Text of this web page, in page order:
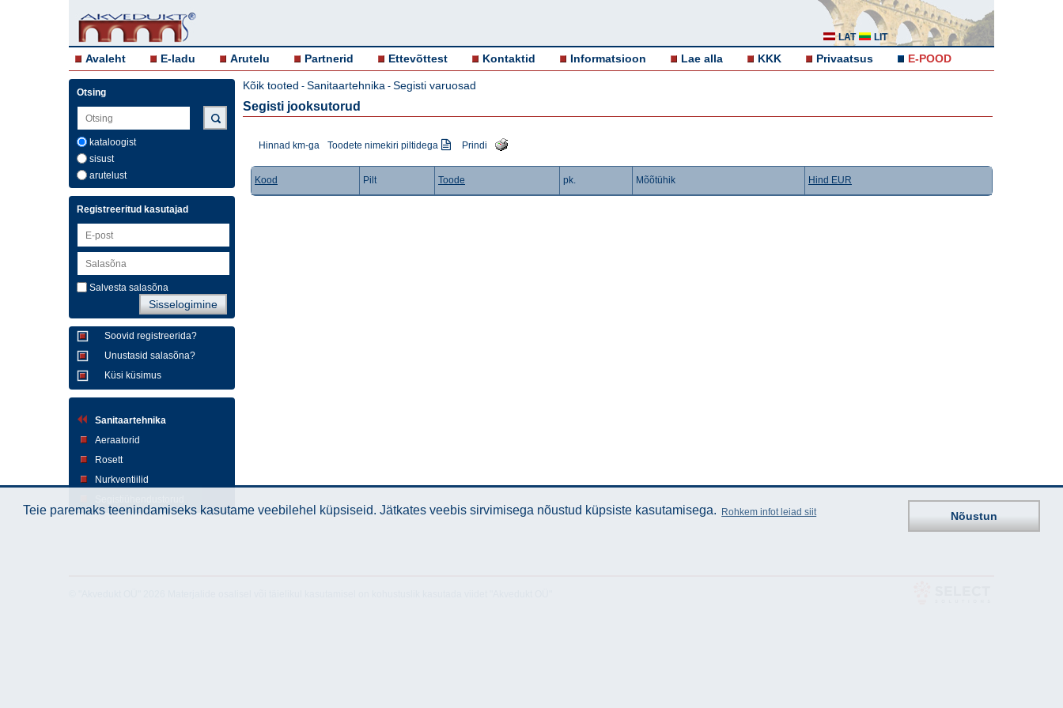
LAT LIT
Avaleht E-ladu Arutelu Partnerid Ettevõttest Kontaktid Informatsioon Lae alla KKK Privaatsus E-POOD
Otsing
kataloogist
sisust
arutelust
Registreeritud kasutajad
Salvesta salasõna
Soovid registreerida?
Unustasid salasõna?
Küsi küsimus
Sanitaartehnika
Aeraatorid
Rosett
Nurkventiilid
Kõik tooted - Sanitaartehnika - Segisti varuosad
Segisti jooksutorud
Hinnad km-ga Toodete nimekiri piltidega Prindi
Kood Pilt Toode pk. Mõõtühik Hind EUR
Teie paremaks teenindamiseks kasutame veebilehel küpsiseid. Jätkates veebis sirvimisega nõustud küpsiste kasutamisega. Rohkem infot leiad siit Nõustun